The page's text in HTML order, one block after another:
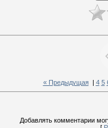
« Предыдущая| 4 5
Добавлять комментарии